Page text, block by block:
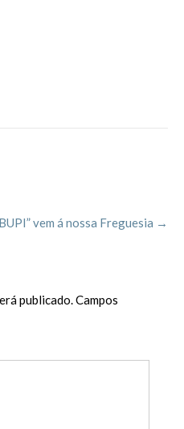
vem á nossa Freguesia →
publicado.Campos